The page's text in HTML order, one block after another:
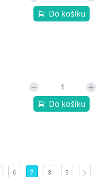
Do košíku
Do košíku
6 7 8 9